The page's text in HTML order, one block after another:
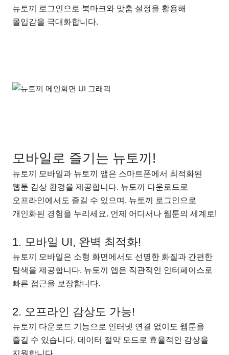
뉴토끼 로그인으로 북마크와 맞춤 설정을 활용해
몰입감을 극대화합니다.
모바일로 즐기는 뉴토끼!
뉴토끼 모바일과 뉴토끼 앱은 스마트폰에서 최적화된
웹툰 감상 환경을 제공합니다. 뉴토끼 다운로드로
오프라인에서도 즐길 수 있으며, 뉴토끼 로그인으로
개인화된 경험을 누리세요. 언제 어디서나 웹툰의 세계로!
1. 모바일 UI, 완벽 최적화!
뉴토끼 모바일은 소형 화면에서도 선명한 화질과 간편한
탐색을 제공합니다. 뉴토끼 앱은 직관적인 인터페이스로
빠른 접근을 보장합니다.
2. 오프라인 감상도 가능!
뉴토끼 다운로드 기능으로 인터넷 연결 없이도 웹툰을
즐길 수 있습니다. 데이터 절약 모드로 효율적인 감상을